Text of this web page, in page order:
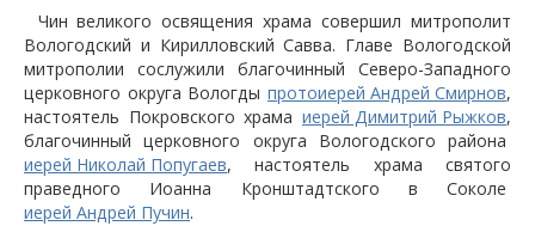
Чин великого освящения храма совершил митрополит
Вологодский и Кирилловский Савва. Главе Вологодской
митрополии сослужили благочинный Северо-Западного
церковного округа Вологды протоиерей Андрей Смирнов,
настоятель Покровского храма иерей Димитрий Рыжков,
благочинный церковного округа Вологодского района
иерей Николай Попугаев, настоятель храма святого
праведного Иоанна Кронштадтского в Соколе
иерей Андрей Пучин.